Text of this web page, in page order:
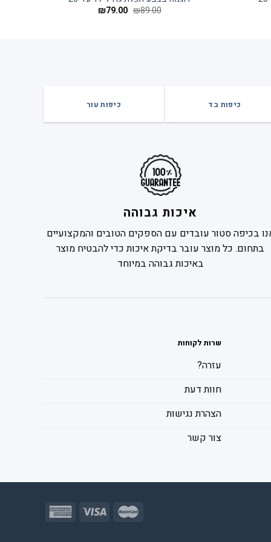
₪89.00 המחיר₪79.00 המחיר
כיפות בד כיפות עור
איכות גבוהה
בכיפה סטור עובדים עם הספקים הטובים והמקצועיים
בתחום. כל מוצר עובר בדיקת איכות כדי להבטיח מוצר
באיכות גבוהה במיוחד
שרות לקוחות
עזרה?
חוות דעת
הצהרת נגישות
צור קשר